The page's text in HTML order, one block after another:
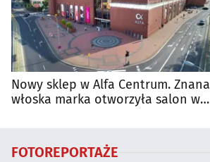
Nowy sklep w Alfa Centrum. Znana
włoska marka otworzyła salon w
FOTOREPORTAŻE